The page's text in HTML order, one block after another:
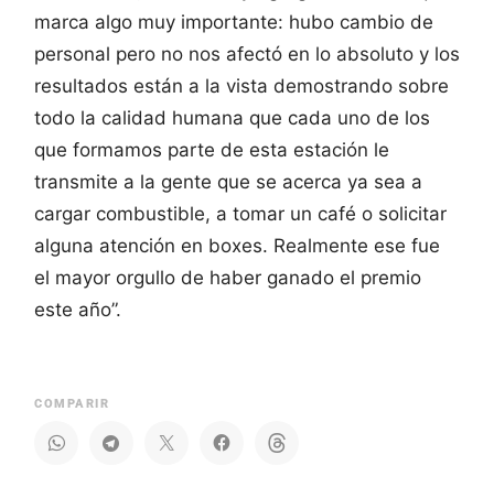
marca algo muy importante: hubo cambio de
personal pero no nos afectó en lo absoluto y los
resultados están a la vista demostrando sobre
todo la calidad humana que cada uno de los
que formamos parte de esta estación le
transmite a la gente que se acerca ya sea a
cargar combustible, a tomar un café o solicitar
alguna atención en boxes. Realmente ese fue
el mayor orgullo de haber ganado el premio
este año”.
COMPARIR